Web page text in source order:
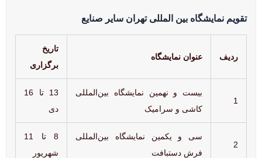
تقویم نمایشگاه بین المللی تهران سایر صنایع
ردیف عنوان نمایشگاه
تاریخ
برگزاری
1
بیست و نهمین نمایشگاه بین‌المللی
کاشی و سرامیک
13 تا 16
دی
2
سی و یکمین نمایشگاه بین‌المللی
فرش دستبافت
8 تا 11
شهریور